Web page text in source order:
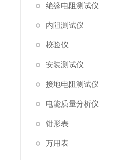
绝缘电阻测试仪
内阻测试仪
校验仪
安装测试仪
接地电阻测试仪
电能质量分析仪
钳形表
万用表